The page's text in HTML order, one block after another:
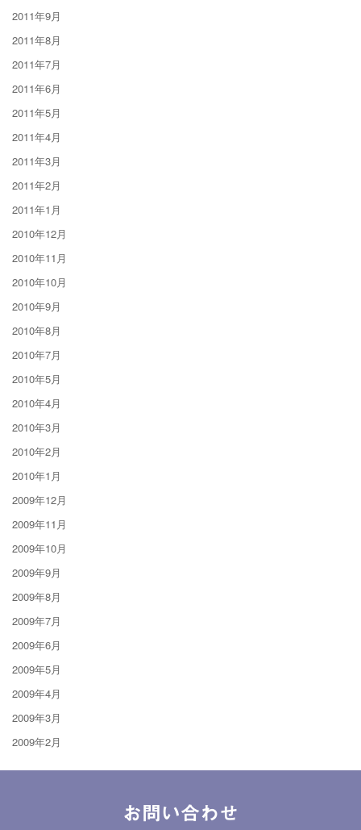
2011年9月
2011年8月
2011年7月
2011年6月
2011年5月
2011年4月
2011年3月
2011年2月
2011年1月
2010年12月
2010年11月
2010年10月
2010年9月
2010年8月
2010年7月
2010年5月
2010年4月
2010年3月
2010年2月
2010年1月
2009年12月
2009年11月
2009年10月
2009年9月
2009年8月
2009年7月
2009年6月
2009年5月
2009年4月
2009年3月
2009年2月
お問い合わせ